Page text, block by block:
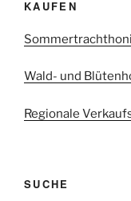
KAUFEN
Wald- und
Regionale
SUCHE